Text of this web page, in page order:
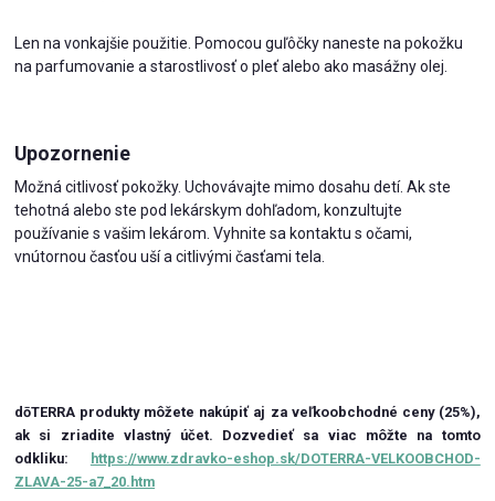
Len na vonkajšie použitie. Pomocou guľôčky naneste na pokožku
na parfumovanie a starostlivosť o pleť alebo ako masážny olej.
Upozornenie
Možná citlivosť pokožky. Uchovávajte mimo dosahu detí. Ak ste
tehotná alebo ste pod lekárskym dohľadom, konzultujte
používanie s vašim lekárom. Vyhnite sa kontaktu s očami,
vnútornou časťou uší a citlivými časťami tela.
dōTERRA produkty môžete nakúpiť aj za veľkoobchodné ceny (25%),
ak si zriadite vlastný účet. Dozvedieť sa viac môžte na tomto
odkliku:
https://www.zdravko-eshop.sk/DOTERRA-VELKOOBCHOD-
ZLAVA-25-a7_20.htm